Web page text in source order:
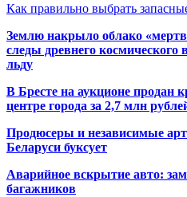
Как правильно выбрать
Землю накрыло облако
следы древнего
льду
В Бресте на аукционе продан
центре города за 2,7 млн
Продюсеры и независимые
Беларуси буксует
Аварийное вскрытие авто:
багажников